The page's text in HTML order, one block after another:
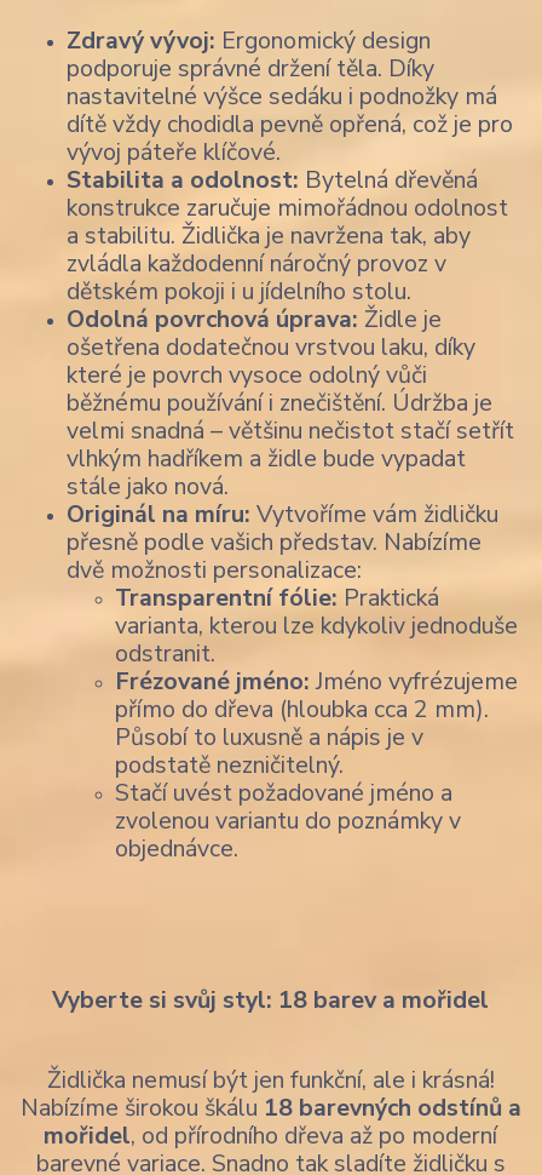
Zdravý vývoj: Ergonomický design
podporuje správné držení těla. Díky
nastavitelné výšce sedáku i podnožky má
dítě vždy chodidla pevně opřená, což je pro
vývoj páteře klíčové.
Stabilita a odolnost: Bytelná dřevěná
konstrukce zaručuje mimořádnou odolnost
a stabilitu. Židlička je navržena tak, aby
zvládla každodenní náročný provoz v
dětském pokoji i u jídelního stolu.
Odolná povrchová úprava: Židle je
ošetřena dodatečnou vrstvou laku, díky
které je povrch vysoce odolný vůči
běžnému používání i znečištění. Údržba je
velmi snadná – většinu nečistot stačí setřít
vlhkým hadříkem a židle bude vypadat
stále jako nová.
Originál na míru: Vytvoříme vám židličku
přesně podle vašich představ. Nabízíme
dvě možnosti personalizace:
Transparentní fólie: Praktická
varianta, kterou lze kdykoliv jednoduše
odstranit.
Frézované jméno:Jméno vyfrézujeme
přímo do dřeva (hloubka cca 2 mm).
Působí to luxusně a nápis je v
podstatě nezničitelný.
Stačí uvést požadované jméno a
zvolenou variantu do poznámky v
objednávce.
Vyberte si svůj styl: 18 barev a mořidel
Židlička nemusí být jen funkční, ale i krásná!
Nabízíme širokou škálu 18 barevných odstínů a
mořidel, od přírodního dřeva až po moderní
barevné variace. Snadno tak sladíte židličku s